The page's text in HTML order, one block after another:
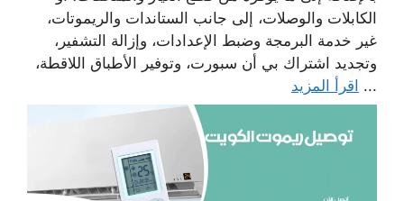
الكابلات والوصلات، إلى جانب الستاندات والريموتات،
غير خدمة البرمجة وضبط الإعدادات، وإزالة التشفير،
وتجديد اشتراك بي أن سبورت، وتوفير الأطباق اللاقطة،
... اقرأ المزيد